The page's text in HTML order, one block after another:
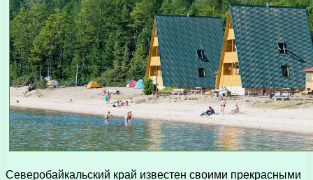
Северобайкальский край известен своими прекрасными